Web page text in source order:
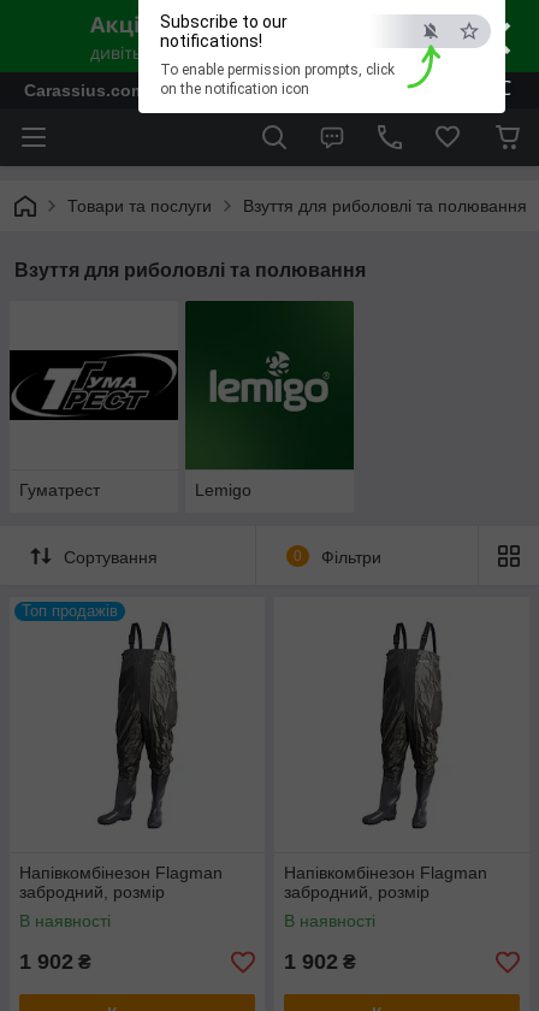
×
ESC
Subscribe to our
notifications!
To enable permission prompts, click
on the notification icon
Carassius.com.ua - Все для риболовлі та відпочинку
Товари та послуги Взуття для риболовлі та полювання
Взуття для риболовлі та полювання
Гуматрест Lemigo
Сортування 0 Фільтри
Топ продажів
Напівкомбінезон Flagman
забродний, розмір
В наявності
1 902 ₴
Напівкомбінезон Flagman
забродний, розмір
В наявності
1 902 ₴